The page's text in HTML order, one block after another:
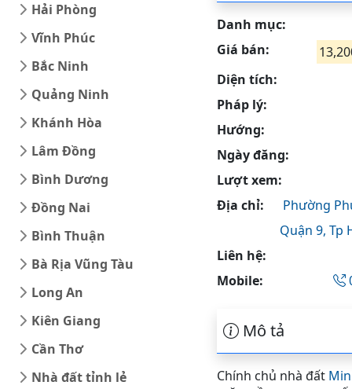
Hải Phòng
Vĩnh Phúc
Bắc Ninh
Quảng Ninh
Khánh Hòa
Lâm Đồng
Bình Dương
Đồng Nai
Bình Thuận
Bà Rịa Vũng Tàu
Long An
Kiên Giang
Cần Thơ
Nhà đất tỉnh lẻ
Danh mục:
Giá bán:
Diện tích:
Pháp lý:
Hướng:
Ngày đăng:
Lượt xem:
Địa chỉ:
Phường
Quận 9, Tp
Liên hệ:
Mobile:
Mô tả
Chính chủ nhà đất